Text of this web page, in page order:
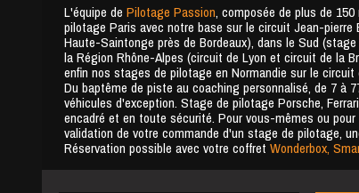
L'équipe dePilotage Passion, composée de plus de
pilotage Paris avec notre base sur le circuit Jean-
Haute-Saintonge près de Bordeaux), dans le Sud
la Région Rhône-Alpes (circuit de Lyon et circuit de la
enfin nos stages de pilotage en Normandie sur le circuit
Du baptême de piste au coaching personnalisé, de 7
véhicules d'exception. Stage de pilotage Porsche,
encadré et en toute sécurité. Pour vous-mêmes ou
validation de votre commande d'un stage de pilotage,
Réservation possible avec votre coffretWonderbox,